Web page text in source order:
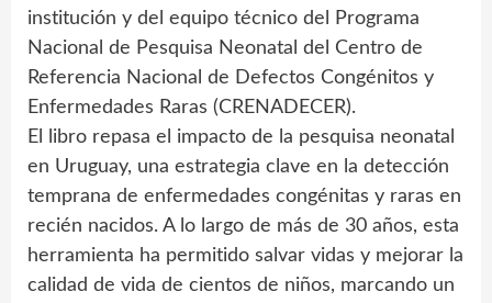
institución y del equipo técnico del Programa
Nacional de Pesquisa Neonatal del Centro de
Referencia Nacional de Defectos Congénitos y
Enfermedades Raras (CRENADECER).
El libro repasa el impacto de la pesquisa neonatal
en Uruguay, una estrategia clave en la detección
temprana de enfermedades congénitas y raras en
recién nacidos. A lo largo de más de 30 años, esta
herramienta ha permitido salvar vidas y mejorar la
calidad de vida de cientos de niños, marcando un